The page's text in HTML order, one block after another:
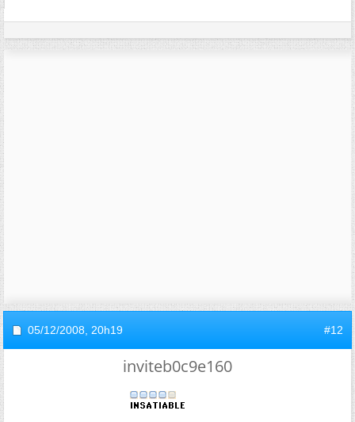
05/12/2008, 20h19 #12
inviteb0c9e160